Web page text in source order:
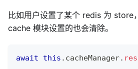
比如用户设置了某个 redis 为 store
cache 模块设置的也会清除。
await this . cacheManager.